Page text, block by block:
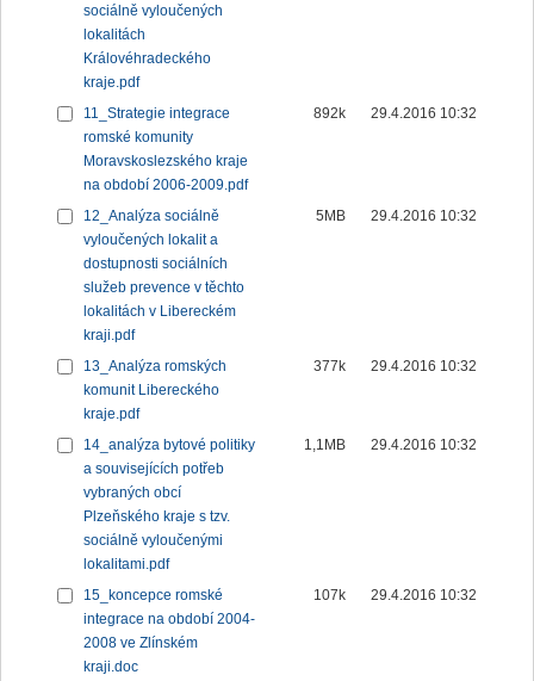
sociálně vyloučených
lokalitách
Královéhradeckého
kraje.pdf
11_Strategie integrace
romské komunity
Moravskoslezského kraje
na období 2006-2009.pdf
892k 29.4.2016 10:32
12_Analýza sociálně
vyloučených lokalit a
dostupnosti sociálních
služeb prevence v těchto
lokalitách v Libereckém
kraji.pdf
5MB 29.4.2016 10:32
13_Analýza romských
komunit Libereckého
kraje.pdf
377k 29.4.2016 10:32
14_analýza bytové politiky
a souvisejících potřeb
vybraných obcí
Plzeňského kraje s tzv.
sociálně vyloučenými
lokalitami.pdf
1,1MB 29.4.2016 10:32
15_koncepce romské
integrace na období 2004-
2008 ve Zlínském
kraji.doc
107k 29.4.2016 10:32